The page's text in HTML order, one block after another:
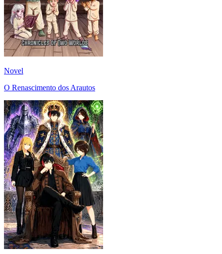
Novel
O Renascimento dos Arautos